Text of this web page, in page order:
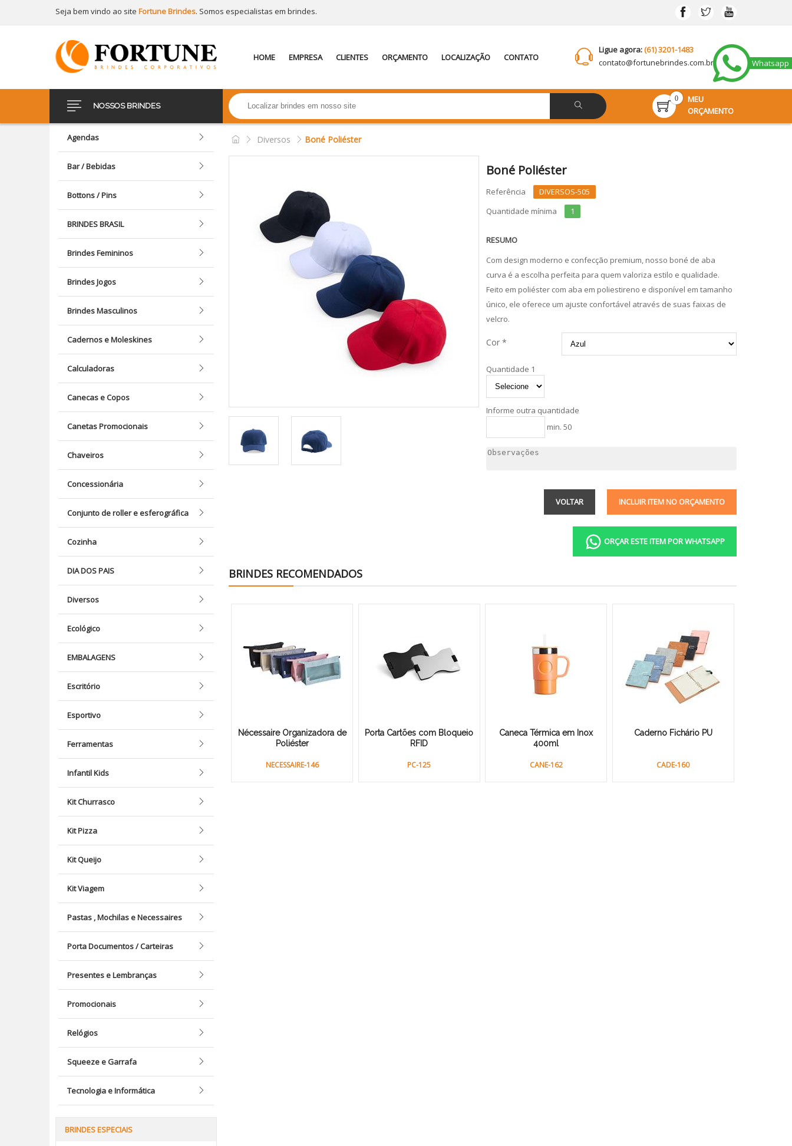
Whatsapp
Seja bem vindo ao site Fortune Brindes. Somos especialistas em brindes.
HOME EMPRESA CLIENTES ORÇAMENTO LOCALIZAÇÃO CONTATO
Ligue agora:(61) 3201-1483
contato@fortunebrindes.com.br
NOSSOS BRINDES
0
MEU
ORÇAMENTO
Agendas
Bar / Bebidas
Bottons / Pins
BRINDES BRASIL
Brindes Femininos
Brindes Jogos
Brindes Masculinos
Cadernos e Moleskines
Calculadoras
Canecas e Copos
Canetas Promocionais
Chaveiros
Concessionária
Conjunto de roller e esferográfica
Cozinha
DIA DOS PAIS
Diversos
Ecológico
EMBALAGENS
Escritório
Esportivo
Ferramentas
Infantil Kids
Kit Churrasco
Kit Pizza
Kit Queijo
Kit Viagem
Pastas , Mochilas e Necessaires
Porta Documentos / Carteiras
Presentes e Lembranças
Promocionais
Relógios
Squeeze e Garrafa
Tecnologia e Informática
BRINDES ESPECIAIS
Diversos Boné Poliéster
Boné Poliéster
Referência
DIVERSOS-505
Quantidade mínima
1
RESUMO
Com design moderno e confecção premium, nosso boné de aba
curva é a escolha perfeita para quem valoriza estilo e qualidade.
Feito em poliéster com aba em poliestireno e disponível em tamanho
único, ele oferece um ajuste confortável através de suas faixas de
velcro.
Cor *
Quantidade 1
Informe outra quantidade
min. 50
INCLUIR ITEM NO ORÇAMENTO
VOLTAR
ORÇAR ESTE ITEM POR WHATSAPP
BRINDES RECOMENDADOS
Nécessaire Organizadora de
Poliéster
NECESSAIRE-146
Porta Cartões com Bloqueio
RFID
PC-125
Caneca Térmica em Inox
400ml
CANE-162
Caderno Fichário PU
CADE-160